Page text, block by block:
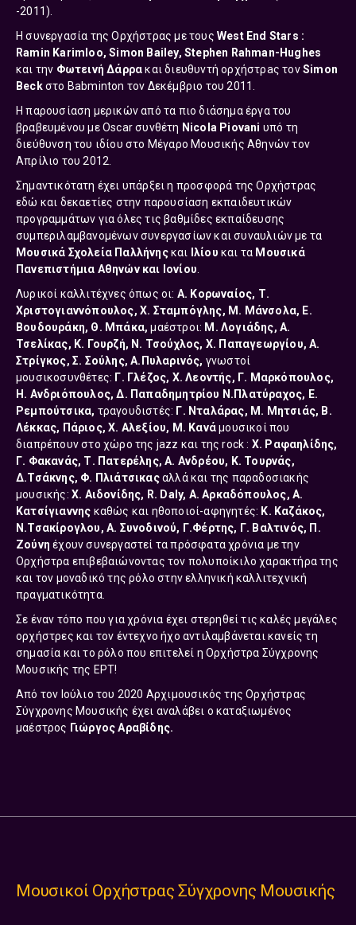
-2011).
Η συνεργασία της Ορχήστρας με τους West End Stars :
Ramin Karimloo, Simon Bailey, Stephen Rahman-Hughes
και την Φωτεινή Δάρρακαι διευθυντή ορχήστρaς τονSimon
Beckστο Babminton τον Δεκέμβριο του 2011.
Η παρουσίαση μερικών από τα πιο διάσημα έργα του
βραβευμένου με Oscar συνθέτη Nicola Piovani υπό τη
διεύθυνση του ιδίου στο Μέγαρο Μουσικής Αθηνών τoν
Aπρίλιο του 2012.
Σημαντικότατη έχει υπάρξει η προσφορά της Ορχήστρας
εδώ και δεκαετίες στην παρουσίαση εκπαιδευτικών
προγραμμάτων για όλες τις βαθμίδες εκπαίδευσης
συμπεριλαμβανομένων συνεργασίων και συναυλιών με τα
Μουσικά Σχολεία Παλλήνηςκαι Ιλίου και τα Μουσικά
Πανεπιστήμια Αθηνών και Ιονίου
Λυρικοί καλλιτέχνες όπως οι: Α. Κορωναίος, Τ.
Χριστογιαννόπουλος, Χ. Σταμπόγλης, Μ. Μάνσολα, Ε.
Βουδουράκη, Θ. Μπάκα, μαέστροι: Μ. Λογιάδης, Α.
Τσελίκας, Κ. Γουρζή, Ν. Τσούχλος, Χ. Παπαγεωργίου, Α.
Στρίγκος, Σ. Σούλης, Α.Πυλαρινός, γνωστοί
μουσικοσυνθέτες: Γ. Γλέζος, Χ. Λεοντής, Γ. Μαρκόπουλος,
Η. Ανδριόπουλος, Δ. Παπαδημητρίου Ν.Πλατύραχος, Ε.
Ρεμπούτσικα, τραγουδιστές: Γ. Νταλάρας, Μ. Μητσιάς, Β.
Λέκκας, Πάριος, Χ. Αλεξίου, Μ. Κανάμουσικοί που
διαπρέπουν στο χώρο της jazz και της rock : Χ. Ραφαηλίδης,
Γ. Φακανάς, Τ. Πατερέλης, A. Aνδρέου, Κ. Τουρνάς,
Δ.Τσάκνης, Φ. Πλιάτσικαςαλλά και της παραδοσιακής
μουσικής: Χ. Αιδονίδης, R. Daly, A. Aρκαδόπουλος, A.
Κατσίγιαννης καθώς και ηθοποιοί-αφηγητές: Κ. Καζάκος,
Ν.Τσακίρογλου, Α. Συνοδινού, Γ.Φέρτης, Γ. Βαλτινός, Π.
Ζούνη έχουν συνεργαστεί τα πρόσφατα χρόνια με την
Ορχήστρα επιβεβαιώνoντας τον πολυποίκιλο χαρακτήρα της
και τον μοναδικό της ρόλο στην ελληνική καλλιτεχνική
πραγματικότητα.
Σε έναν τόπο που για χρόνια έχει στερηθεί τις καλές μεγάλες
ορχήστρες και τον έντεχνο ήχο αντιλαμβάνεται κανείς τη
σημασία και το ρόλο που επιτελεί η Ορχήστρα Σύγχρονης
Μουσικής της ΕΡΤ!
Από τον Ιούλιο του 2020 Αρχιμουσικός της Ορχήστρας
Σύγχρονης Μουσικής έχει αναλάβει ο καταξιωμένος
μαέστρος Γιώργος Αραβίδης.
Μουσικοί Ορχήστρας Σύγχρονης Μουσικής